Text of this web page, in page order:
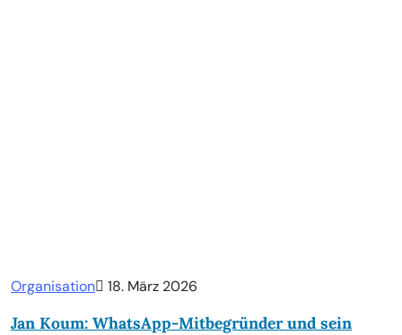
Organisation 18. März 2026
Jan Koum: WhatsApp-Mitbegründer und sein